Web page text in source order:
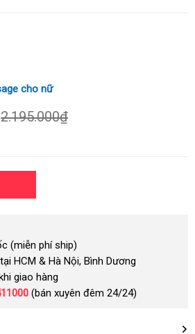
cho nữ
2.195.000₫
(miễn phí ship)
HCM & Hà Nội, Bình Dương
giao hàng
(bán xuyên đêm 24/24)